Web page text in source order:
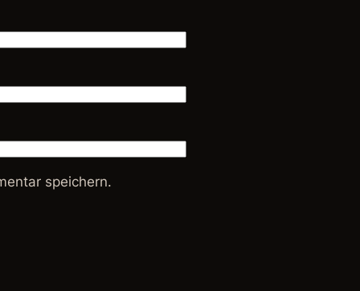
speichern.